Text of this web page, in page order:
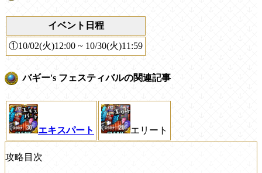
イベント日程
①10/02(火)12:00 ~ 10/30(火)11:59
バギー's フェスティバルの関連記事
エキスパート エリート
攻略目次